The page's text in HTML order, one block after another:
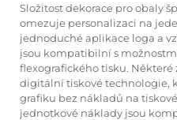
Složitost dekorace pro obaly
omezuje personalizaci na
jednoduché aplikace loga a
jsou kompatibilní s
flexografického tisku.
digitální tiskové technologie,
grafiku bez nákladů na
jednotkové náklady jsou